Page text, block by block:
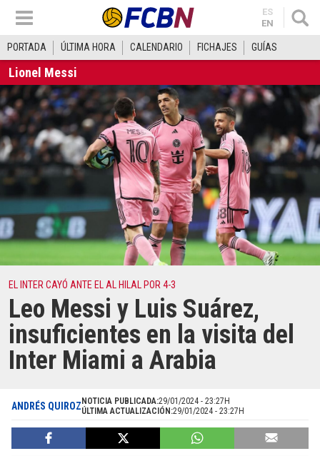
ES
EN
PORTADA ÚLTIMA HORA CALENDARIO FICHAJES GUÍAS
Lionel Messi
EL INTER CAYÓ ANTE EL AL HILAL POR 4-3
Leo Messi y Luis Suárez,
insuficientes en la visita del
Inter Miami a Arabia
ANDRÉS QUIROZ NOTICIA PUBLICADA:29/01/2024 - 23:27H
ÚLTIMA ACTUALIZACIÓN:29/01/2024 - 23:27H